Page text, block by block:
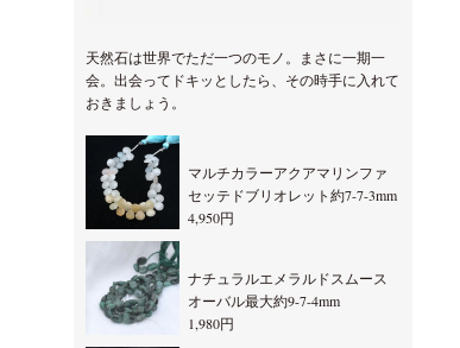
天然石は世界でただ一つのモノ。まさに一期一
会。出会ってドキッとしたら、その時手に入れて
おきましょう。
マルチカラーアクアマリンファ
セッテドブリオレット約7-7-3mm
4,950円
ナチュラルエメラルドスムース
オーバル最大約9-7-4mm
1,980円